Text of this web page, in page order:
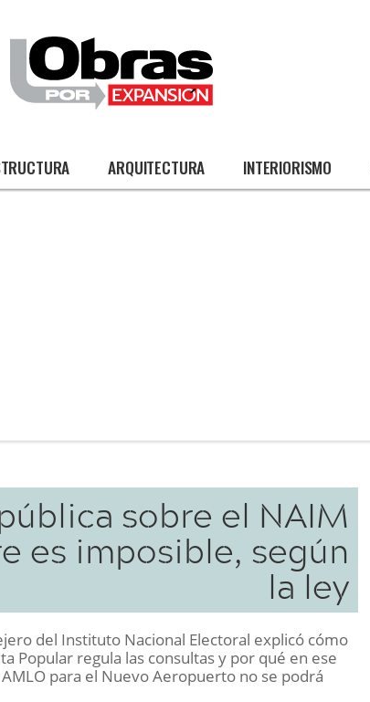
ARQUITECTURA INTERIORISMO
sobre el NAIM
es imposible, según
la ley
del Instituto Nacional Electoral explicó cómo
Popular regula las consultas y por qué en ese
para el Nuevo Aeropuerto no se podrá